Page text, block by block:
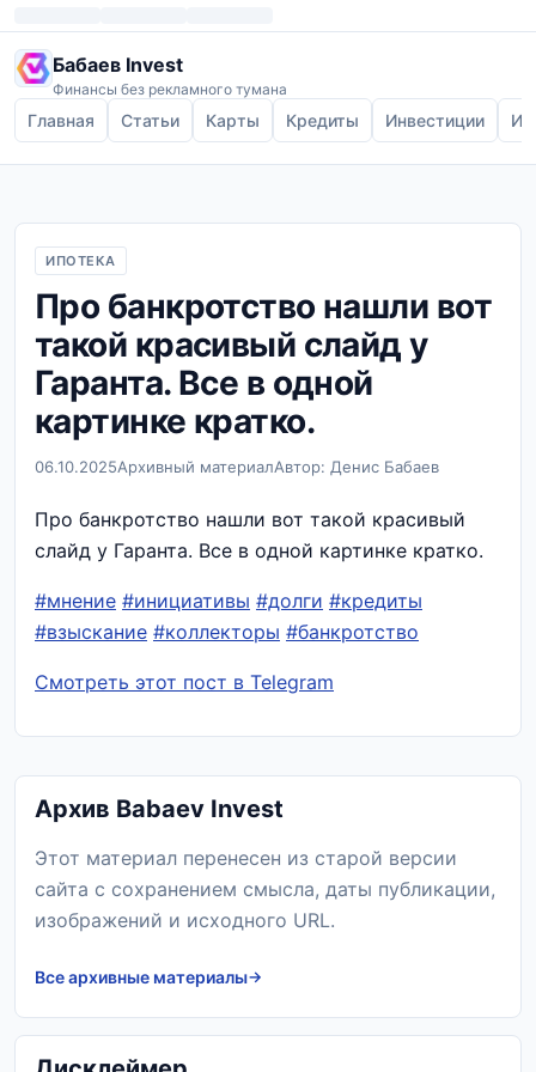
Бабаев Invest
Финансы без рекламного тумана
Главная Статьи Карты Кредиты Инвестиции
ИПОТЕКА
Про банкротство нашли вот
такой красивый слайд у
Гаранта. Все в одной
картинке кратко.
06.10.2025Архивный материалАвтор: Денис Бабаев
Про банкротство нашли вот такой красивый
слайд у Гаранта. Все в одной картинке кратко.
#мнение #инициативы #долги #кредиты
#взыскание #коллекторы #банкротство
Смотреть этот пост в Telegram
Архив Babaev Invest
Этот материал перенесен из старой версии
сайта с сохранением смысла, даты публикации,
изображений и исходного URL.
Все архивные материалы